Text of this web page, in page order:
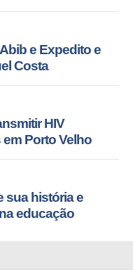
e Expedito e
Costa
HIV
Porto Velho
sua história e
educação